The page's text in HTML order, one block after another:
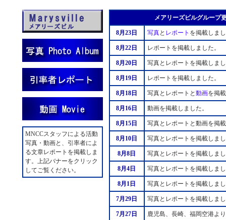
MNCCスタッフによる活動
写真・動画と、引率者によ
る文章レポートを掲載しま
す。上記バナーをクリック
してご覧ください。
メアリーズビルグループ
8月23日 写真と レポート を掲載しま
8月22日 レポートを掲載しました。
8月20日 写真とレポートを掲載しま
8月19日 レポートを掲載しました。
8月18日 写真とレポートと 動画を掲
8月16日 動画を掲載しました。
8月15日 写真とレポートと動画を掲
8月10日 写真とレポートを掲載しま
8月8日 写真とレポートを掲載しま
8月4日 写真とレポートを掲載しま
8月1日 写真とレポートを掲載しま
7月29日 写真とレポートを掲載しま
7月27日 鹿児島、長崎、福岡空港よ